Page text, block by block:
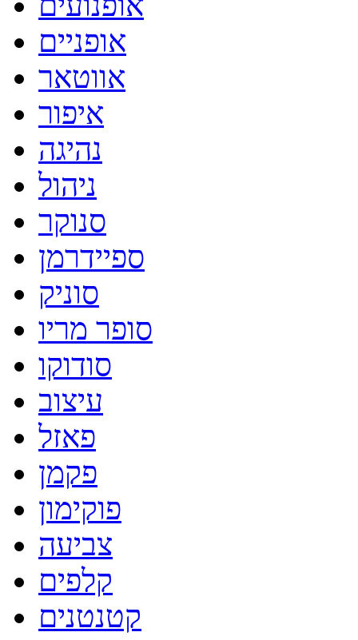
אופניים
אווטאר
איפור
נהיגה
ניהול
סנוקר
ספיידרמן
סוניק
סופר מריו
סודוקו
עיצוב
פאזל
פקמן
פוקימון
צביעה
קלפים
קטנטנים